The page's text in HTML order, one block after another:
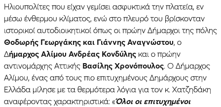
Ηλιουπολίτες που είχαν γεμίσει ασφυκτικά την πλατεία, εν
μέσω ένθερμου κλίματος, ενώ στο πλευρό του βρίσκονταν
ιστορικοί αυτοδιοικητικοί όπως οι πρώην Δήμαρχοι της πόλης
Θοδωρής Γεωργάκης και Γιάννης Αναγνώστου, ο
Δήμαρχος Αλίμου Ανδρέας Κονδύλης και ο πρώην
αντινομάρχης Αττικής Βασίλης Χρονόπουλος. Ο Δήμαρχος
Αλίμου, ένας από τους πιο επιτυχημένους Δημάρχους στην
Ελλάδα μίλησε με τα θερμότερα λόγια για τον κ. Χατζηδάκη
αναφέροντας χαρακτηριστικά: «Όλοι οι επιτυχημένοι